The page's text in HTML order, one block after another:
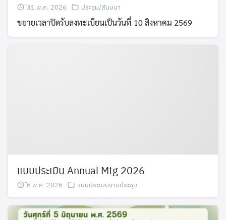
๋31 พ.ค. 2026 ประชุม/สัมมนา
ขยายเวลาปิดรับลงทะเบียนเป็นวันที่ 10 สิงหาคม 2569
แบบประเมิน Annual Mtg 2026
๋6 พ.ค. 2026 แบบประเมินงานประชุม